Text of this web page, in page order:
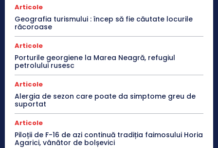
Articole
Geografia turismului : încep să fie căutate locurile
răcoroase
Articole
Porturile georgiene la Marea Neagră, refugiul
petrolului rusesc
Articole
Alergia de sezon care poate da simptome greu de
suportat
Articole
Piloții de F-16 de azi continuă tradiția faimosului Horia
Agarici, vânător de bolșevici